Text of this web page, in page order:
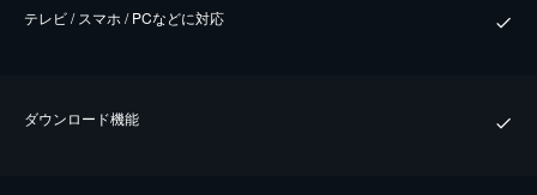
テレビ / スマホ / PCなどに対応
ダウンロード機能